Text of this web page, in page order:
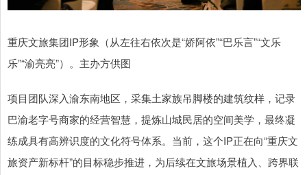
重庆文旅集团IP形象（从左往右依次是“娇阿依”“巴乐言”“文乐
乐”“渝亮亮”）。主办方供图
项目团队深入渝东南地区，采集土家族吊脚楼的建筑纹样，记录
巴渝老字号商家的经营智慧，提炼山城民居的空间美学，最终凝
练成具有高辨识度的文化符号体系。当前，这个IP正在向“重庆文
旅资产新标杆”的目标稳步推进，为后续在文旅场景植入、跨界联